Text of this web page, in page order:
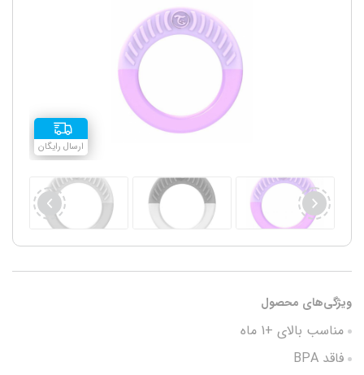
ارسال رایگان
ویژگی‌های محصول
مناسب بالای +1 ماه
فاقد BPA